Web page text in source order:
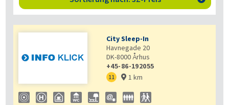
City Sleep-In
Havnegade 20
DK-8000Århus
+45-86-192055
11  1 km